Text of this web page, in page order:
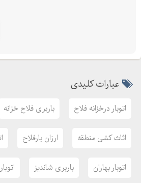
عبارات کلیدی
اتوبار درخزانه فلاح باربری فلاح خزانه
اثاث کشی منطقه ارزان بارفلاح
اتوبار بهاران باربری شاندیز